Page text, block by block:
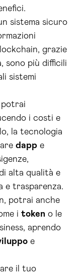
sistema sicuro
grazie
sono più difficili
sistemi
potrai
i costi e
la tecnologia
dapp e
alta qualità e
e trasparenza.
potrai anche
i token o le
aprendo
e
il tuo